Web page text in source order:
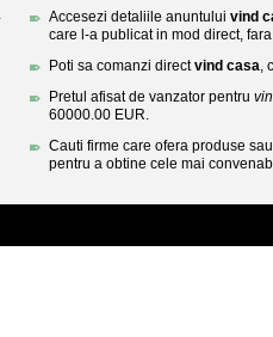
Accesezi detaliile anuntului vind
care l-a publicat in mod direct,
Poti sa comanzi directvind casa,
Pretul afisat de vanzator pentru
60000.00 EUR.
Cauti firme care ofera produse
pentru a obtine cele mai